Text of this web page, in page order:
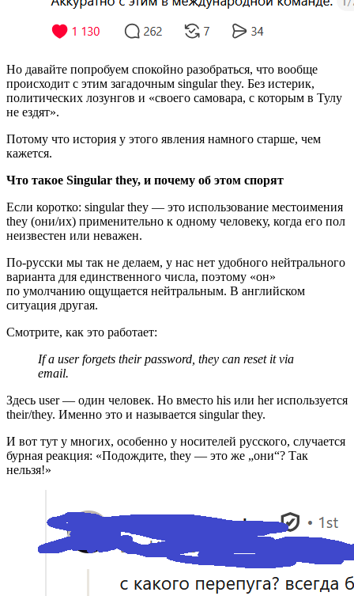
Но давайте попробуем спокойно разобраться, что вообще
происходит с этим загадочным singular they. Без истерик,
политических лозунгов и «своего самовара, с которым в Тулу
не ездят».
Потому что история у этого явления намного старше, чем
кажется.
Что такое Singular they, и почему об этом спорят
Если коротко: singular they — это использование местоимения
they (они/их) применительно к одному человеку, когда его пол
неизвестен или неважен.
По‑русски мы так не делаем, у нас нет удобного нейтрального
варианта для единственного числа, поэтому «он»
по умолчанию ощущается нейтральным. В английском
ситуация другая.
Смотрите, как это работает:
If a user forgets their password, they can reset it via
email.
Здесь user — один человек. Но вместо his или her используется
their/they. Именно это и называется singular they.
И вот тут у многих, особенно у носителей русского, случается
бурная реакция: «Подождите, they — это же „они“? Так
нельзя!»